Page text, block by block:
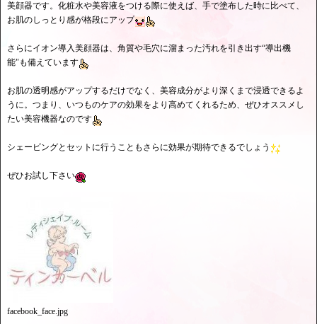
美顔器です。化粧水や美容液をつける際に使えば、手で塗布した時に比べて、
お肌のしっとり感が格段にアップ
さらにイオン導入美顔器は、角質や毛穴に溜まった汚れを引き出す“導出機
能"も備えています
お肌の透明感がアップするだけでなく、美容成分がより深くまで浸透できるよ
うに。つまり、いつものケアの効果をより高めてくれるため、ぜひオススメし
たい美容機器なのです
シェービングとセットに行うこともさらに効果が期待できるでしょう
ぜひお試し下さい
facebook_face.jpg